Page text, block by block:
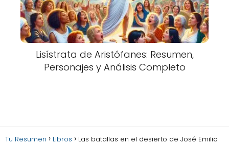
Lisístrata de Aristófanes: Resumen,
Personajes y Análisis Completo
Tu Resumen Libros
Las batallas en el desierto de José Emilio